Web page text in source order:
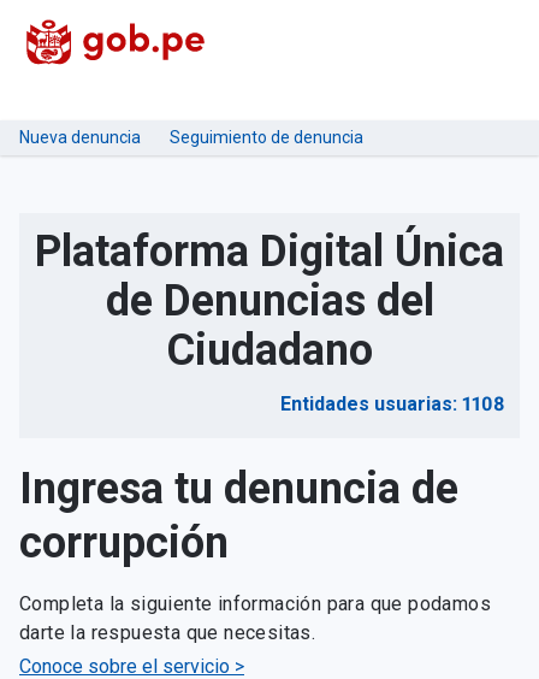
Nueva denuncia Seguimiento de denuncia
Plataforma Digital Única
de Denuncias del
Ciudadano
Entidades usuarias: 1108
Ingresa tu denuncia de
corrupción
Completa la siguiente información para que podamos
darte la respuesta que necesitas.
Conoce sobre el servicio >